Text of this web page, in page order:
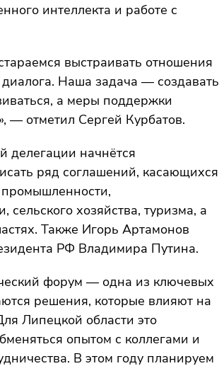
интеллекта и работе с
выстраивать отношения
Наша задача — создавать
а меры поддержки
— отметил Сергей Курбатов.
делегации начнётся
ряд соглашений, касающихся
хозяйства, туризма, а
Также Игорь Артамонов
РФ Владимира Путина.
форум — одна из ключевых
решения, которые влияют на
Липецкой области это
опытом с коллегами и
В этом году планируем